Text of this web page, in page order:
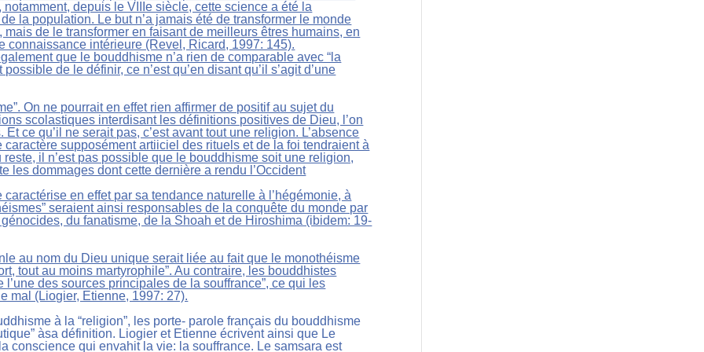
notamment, depuis le VIIIe siècle, cette science a été la
la population. Le but n’a jamais été de transformer le monde
de le transformer en faisant de meilleurs êtres humains, en
connaissance intérieure (Revel, Ricard, 1997: 145).
que le bouddhisme n’a rien de comparable avec “la
de le définir, ce n’est qu’en disant qu’il s’agit d’une
On ne pourrait en effet rien affirmer de positif au sujet du
scolastiques interdisant les définitions positives de Dieu, l’on
ce qu’il ne serait pas, c’est avant tout une religion. L’absence
supposément artiiciel des rituels et de la foi tendraient à
il n’est pas possible que le bouddhisme soit une religion,
les dommages dont cette dernière a rendu l’Occident
caractérise en effet par sa tendance naturelle à l’hégémonie, à
seraient ainsi responsables de la conquête du monde par
génocides, du fanatisme, de la Shoah et de Hiroshima (ibidem: 19-
au nom du Dieu unique serait liée au fait que le monothéisme
tout au moins martyrophile”. Au contraire, les bouddhistes
des sources principales de la souffrance”, ce qui les
mal (Liogier, Etienne, 1997: 27).
à la “religion”, les porte- parole français du bouddhisme
àsa définition. Liogier et Etienne écrivent ainsi que Le
conscience qui envahit la vie: la souffrance. Le samsara est